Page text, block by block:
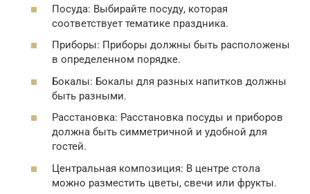
Посуда: Выбирайте посуду, которая
соответствует тематике праздника.
Приборы: Приборы должны быть расположены
в определенном порядке.
Бокалы: Бокалы для разных напитков должны
быть разными.
Расстановка: Расстановка посуды и приборов
должна быть симметричной и удобной для
гостей.
Центральная композиция: В центре стола
можно разместить цветы, свечи или фрукты.